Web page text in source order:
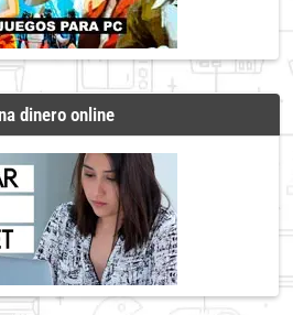
dinero online